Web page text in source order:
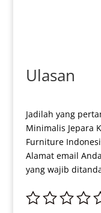
Ulasan
Jadilah yang
Minimalis Jepara
Furniture
Alamat email
yang wajib